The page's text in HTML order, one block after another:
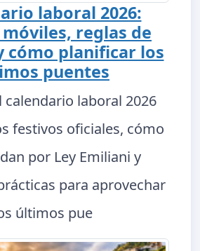
laboral 2026:
reglas de
cómo planificar los
puentes
calendario laboral 2026
festivos oficiales, cómo
por Ley Emiliani y
para aprovechar
últimos pue